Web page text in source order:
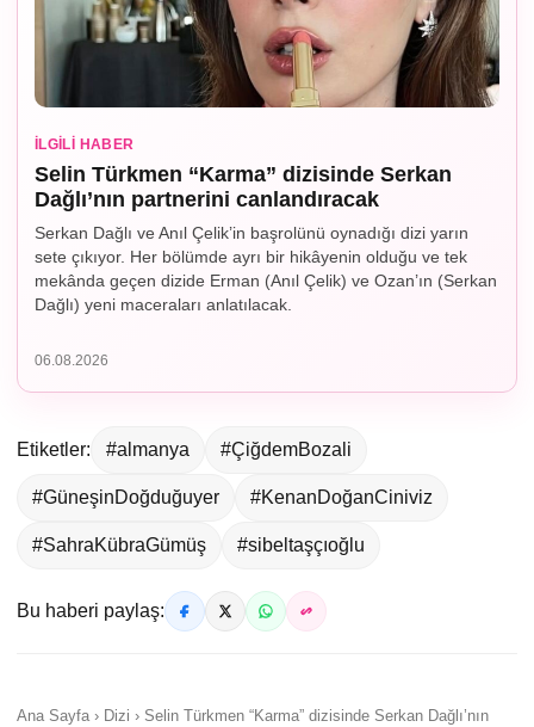
İLGILI HABER
Selin Türkmen “Karma” dizisinde Serkan
Dağlı’nın partnerini canlandıracak
Serkan Dağlı ve Anıl Çelik’in başrolünü oynadığı dizi yarın
sete çıkıyor. Her bölümde ayrı bir hikâyenin olduğu ve tek
mekânda geçen dizide Erman (Anıl Çelik) ve Ozan’ın (Serkan
Dağlı) yeni maceraları anlatılacak.
06.08.2026
Etiketler: #almanya #ÇiğdemBozali
#GüneşinDoğduğuyer #KenanDoğanCiniviz
#SahraKübraGümüş #sibeltaşçıoğlu
Bu haberi paylaş:
Ana Sayfa › Dizi › Selin Türkmen “Karma” dizisinde Serkan Dağlı’nın